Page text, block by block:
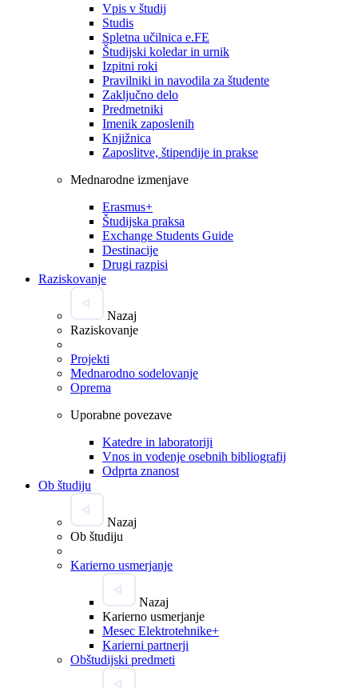
Vpis v študij
Studis
Spletna učilnica e.FE
Študijski koledar in urnik
Izpitni roki
Pravilniki in navodila za študente
Zaključno delo
Predmetniki
Imenik zaposlenih
Knjižnica
Zaposlitve, štipendije in prakse
Mednarodne izmenjave
Erasmus+
Študijska praksa
Exchange Students Guide
Destinacije
Drugi razpisi
Raziskovanje
Nazaj
Raziskovanje
Projekti
Mednarodno sodelovanje
Oprema
Uporabne povezave
Katedre in laboratoriji
Vnos in vodenje osebnih bibliografij
Odprta znanost
Ob študiju
Nazaj
Ob študiju
Karierno usmerjanje
Nazaj
Karierno usmerjanje
Mesec Elektrotehnike+
Karierni partnerji
Obštudijski predmeti